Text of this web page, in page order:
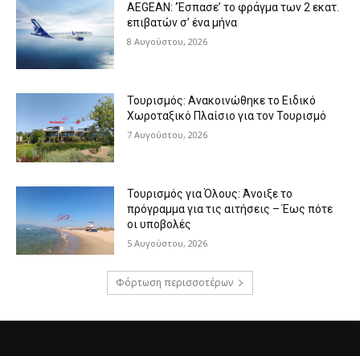
AEGEAN: ‘Έσπασε’ το φράγμα των 2 εκατ.
επιβατών σ’ ένα μήνα
8 Αυγούστου, 2026
Τουρισμός: Ανακοινώθηκε το Ειδικό
Χωροταξικό Πλαίσιο για τον Τουρισμό
7 Αυγούστου, 2026
Τουρισμός για Όλους: Άνοιξε το
πρόγραμμα για τις αιτήσεις – Έως πότε
οι υποβολές
5 Αυγούστου, 2026
Φόρτωση περισσοτέρων